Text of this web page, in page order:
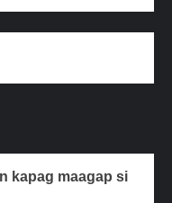
kapag maagap si